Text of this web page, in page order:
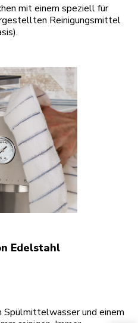
mit einem speziell für
Reinigungsmittel
Edelstahl
Spülmittelwasser und einem